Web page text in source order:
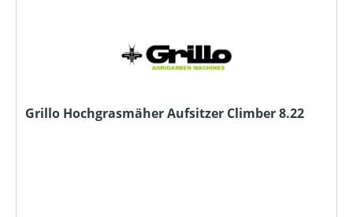
Grillo Hochgrasmäher Aufsitzer Climber 8.22